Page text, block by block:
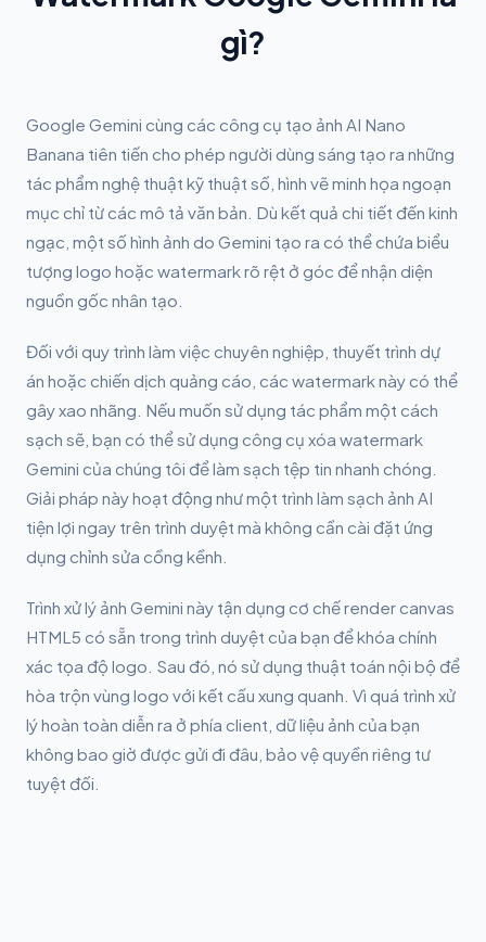
gì?
Google Gemini cùng các công cụ tạo ảnh AI Nano
Banana tiên tiến cho phép người dùng sáng tạo ra những
tác phẩm nghệ thuật kỹ thuật số, hình vẽ minh họa ngoạn
mục chỉ từ các mô tả văn bản. Dù kết quả chi tiết đến kinh
ngạc, một số hình ảnh do Gemini tạo ra có thể chứa biểu
tượng logo hoặc watermark rõ rệt ở góc để nhận diện
nguồn gốc nhân tạo.
Đối với quy trình làm việc chuyên nghiệp, thuyết trình dự
án hoặc chiến dịch quảng cáo, các watermark này có thể
gây xao nhãng. Nếu muốn sử dụng tác phẩm một cách
sạch sẽ, bạn có thể sử dụng công cụ xóa watermark
Gemini của chúng tôi để làm sạch tệp tin nhanh chóng.
Giải pháp này hoạt động như một trình làm sạch ảnh AI
tiện lợi ngay trên trình duyệt mà không cần cài đặt ứng
dụng chỉnh sửa cồng kềnh.
Trình xử lý ảnh Gemini này tận dụng cơ chế render canvas
HTML5 có sẵn trong trình duyệt của bạn để khóa chính
xác tọa độ logo. Sau đó, nó sử dụng thuật toán nội bộ để
hòa trộn vùng logo với kết cấu xung quanh. Vì quá trình xử
lý hoàn toàn diễn ra ở phía client, dữ liệu ảnh của bạn
không bao giờ được gửi đi đâu, bảo vệ quyền riêng tư
tuyệt đối.